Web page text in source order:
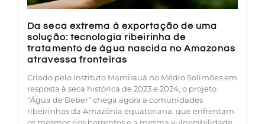
Da seca extrema à exportação de uma
solução: tecnologia ribeirinha de
tratamento de água nascida no Amazonas
atravessa fronteiras
Criado pelo Instituto Mamirauá no Médio Solimões em
resposta à seca histórica de 2023 e 2024, o projeto
“Água de Beber” chega agora a comunidades
ribeirinhas da Amazônia equatoriana, que enfrentam